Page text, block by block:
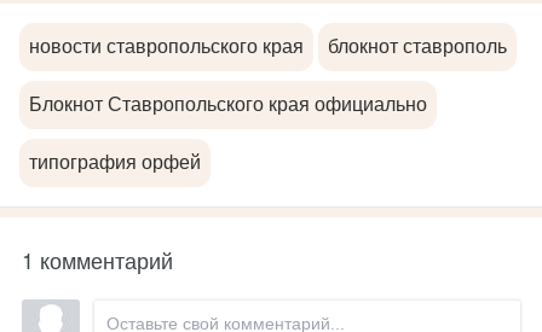
новости ставропольского края блокнот ставрополь
Блокнот Ставропольского края официально
типография орфей
1 комментарий